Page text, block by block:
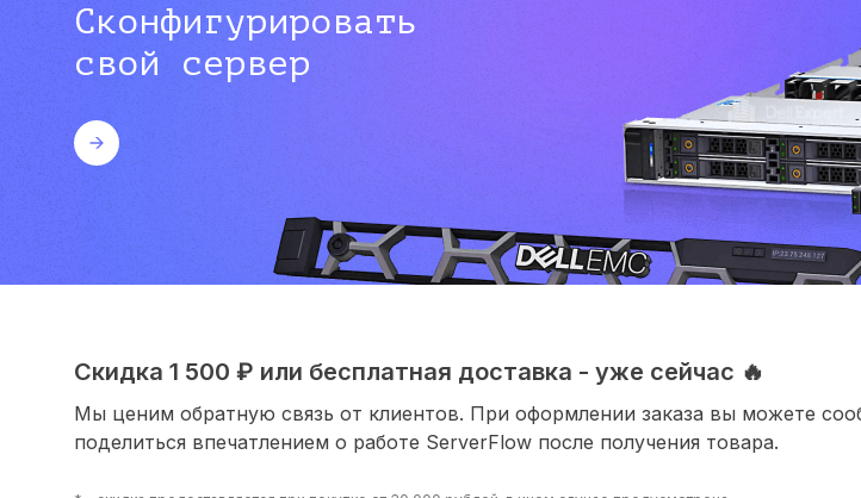
Сконфигурировать
свой сервер
Скидка 1 500 ₽ или бесплатная доставка - уже сейчас 🔥
Мы ценим обратную связь от клиентов. При оформлении заказа вы можете
поделиться впечатлением о работе ServerFlow после получения товара.